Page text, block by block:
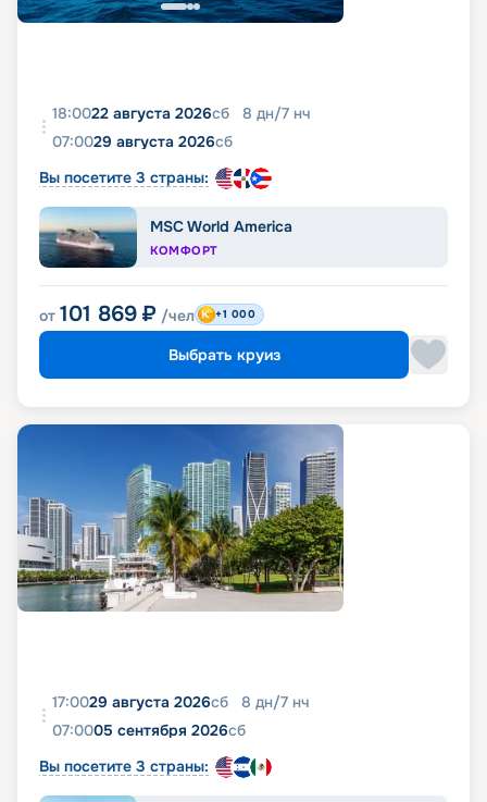
18:0022 августа 2026сб 8 дн/7 нч
07:0029 августа 2026сб
Вы посетите 3 страны:
MSC World America
КОМФОРТ
от 101 869 ₽ /чел +1 000
Выбрать круиз
17:0029 августа 2026сб 8 дн/7 нч
07:0005 сентября 2026сб
Вы посетите 3 страны: